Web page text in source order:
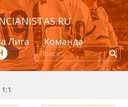
Лига Команда